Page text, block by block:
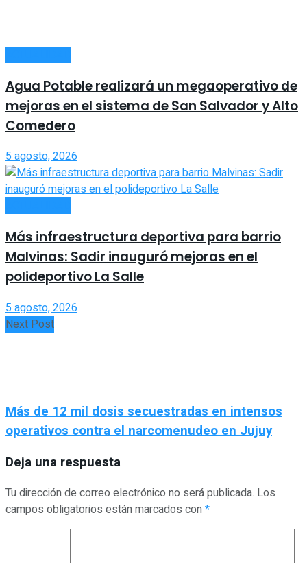
Agua Potable realizará un megaoperativo de
mejoras en el sistema de San Salvador y Alto
Comedero
5 agosto, 2026
Más infraestructura deportiva para barrio
Malvinas: Sadir inauguró mejoras en el
polideportivo La Salle
5 agosto, 2026
Next Post
Más de 12 mil dosis secuestradas en intensos
operativos contra el narcomenudeo en Jujuy
Deja una respuesta
Tu dirección de correo electrónico no será publicada. Los
campos obligatorios están marcados con*